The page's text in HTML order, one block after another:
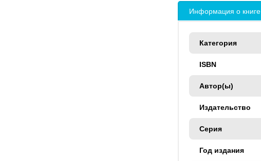
Информация о книге
Категория
ISBN
Автор(ы)
Издательство
Серия
Год издания